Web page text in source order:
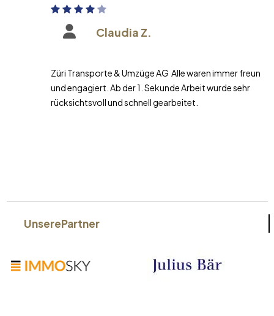
Claudia Z.
Züri Transporte & Umzüge AG Alle waren immer freundlich
und engagiert. Ab der 1. Sekunde Arbeit wurde sehr
rücksichtsvoll und schnell gearbeitet.
UnserePartner